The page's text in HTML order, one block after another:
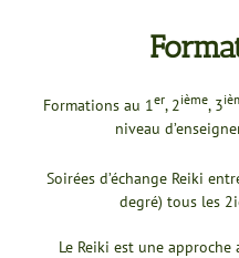
Formations au 1er, 2ième, 3
niveau
Soirées d’échange Reiki
degré) tous les
Le Reiki est une